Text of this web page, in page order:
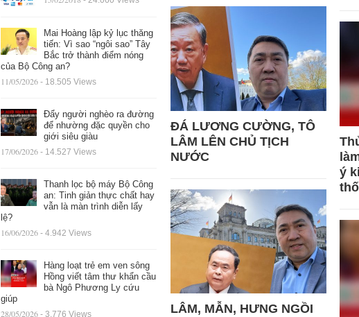
Mai Hoàng lập kỷ lục thăng
tiến: Vì sao “ngôi sao” Tây
Bắc trở thành điểm nóng
của Bộ Công an?
11/05/2026 - 18.505 Views
Đẩy người nghèo ra đường
để nhường đặc quyền cho
giới siêu giàu
17/06/2026 - 14.527 Views
Thanh lọc bộ máy Bộ Công
an: Tinh giản thực chất hay
vẫn là màn trình diễn lấy
lệ?
16/06/2026 - 4.942 Views
Hàng loạt trẻ em ven sông
Hồng viết tâm thư khẩn cầu
bà Ngô Phương Ly cứu
giúp
28/05/2026 - 3.776 Views
ĐÁ LƯƠNG CƯỜNG, TÔ
LÂM LÊN CHỦ TỊCH
NƯỚC
LÂM, MẪN, HƯNG NGỒI
ý